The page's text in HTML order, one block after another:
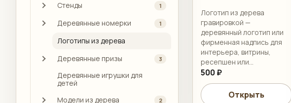
Стенды
1
Деревянные номерки 1
Логотипы из дерева
Деревянные призы
3
Деревянные игрушки для
детей
Модели из дерева
2
Логотип из дерева
гравировкой —
деревянный логотип или
фирменная надпись для
интерьера, витрины,
ресепшен или
брендированного декора.
500 ₽
Открыть